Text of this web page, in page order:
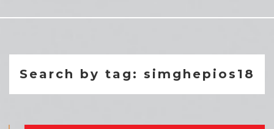
Search by tag: simghepios18